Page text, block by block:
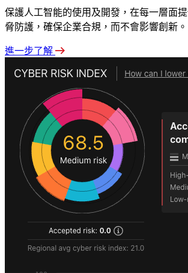
保護人工智能的使用及開發，在每一層面
脅防護，確保企業合規，而不會影響創新。
進一步了解